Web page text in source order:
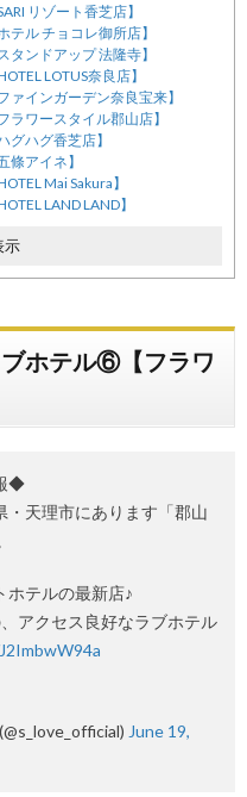
リゾート香芝店】
ル チョコレ御所店】
ンドアップ 法隆寺】
LOTUS奈良店】
インガーデン奈良宝来】
ワースタイル郡山店】
ハグ香芝店】
アイネ】
Mai Sakura】
LAND LAND】
示
ホテル⑥【フラワ
◆
天理市にあります「郡山
ホテルの最新店♪
アクセス良好なラブホテル
June 19,